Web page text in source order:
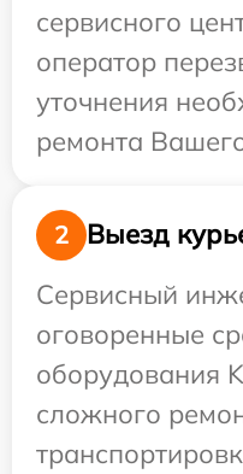
сервисного
оператор
уточнения
ремонта
2
Выезд
Сервисный
оговоренные
оборудования
сложного